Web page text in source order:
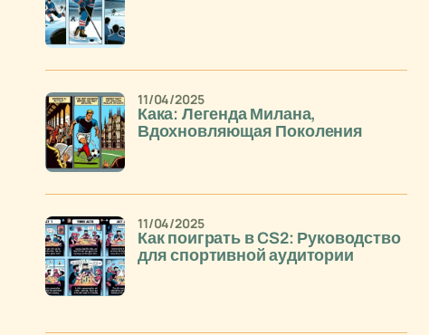
Кака: Легенда Милана,
Вдохновляющая Поколения
11/04/2025
Как поиграть в CS2: Руководство
для спортивной аудитории
11/04/2025